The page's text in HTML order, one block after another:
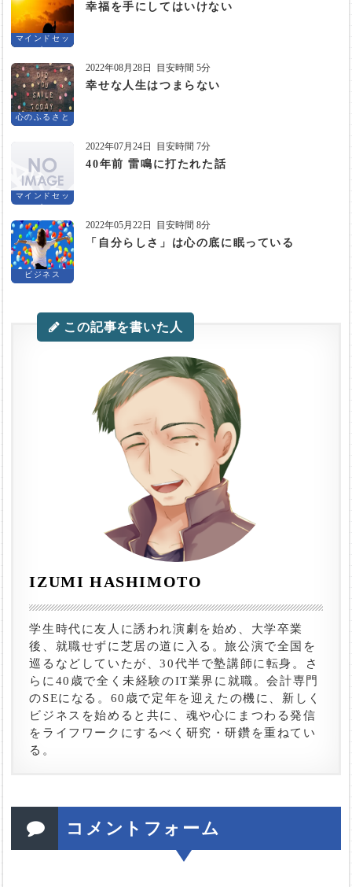
マインドセッ
ト
幸福を手にしてはいけない
心のふるさと
2022年08月28日 目安時間 5分
幸せな人生はつまらない
マインドセッ
ト
2022年07月24日 目安時間 7分
40年前 雷鳴に打たれた話
ビジネス
2022年05月22日 目安時間 8分
「自分らしさ」は心の底に眠っている
この記事を書いた人
IZUMI HASHIMOTO
学生時代に友人に誘われ演劇を始め、大学卒業
後、就職せずに芝居の道に入る。旅公演で全国を
巡るなどしていたが、30代半で塾講師に転身。さ
らに40歳で全く未経験のIT業界に就職。会計専門
のSEになる。60歳で定年を迎えたの機に、新しく
ビジネスを始めると共に、魂や心にまつわる発信
をライフワークにするべく研究・研鑽を重ねてい
る。
コメントフォーム